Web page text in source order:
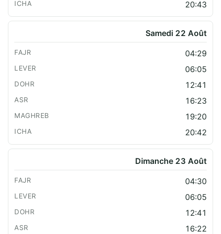
20:43
Samedi 22 Août
04:29
06:05
12:41
16:23
19:20
20:42
Dimanche 23 Août
04:30
06:05
12:41
16:22